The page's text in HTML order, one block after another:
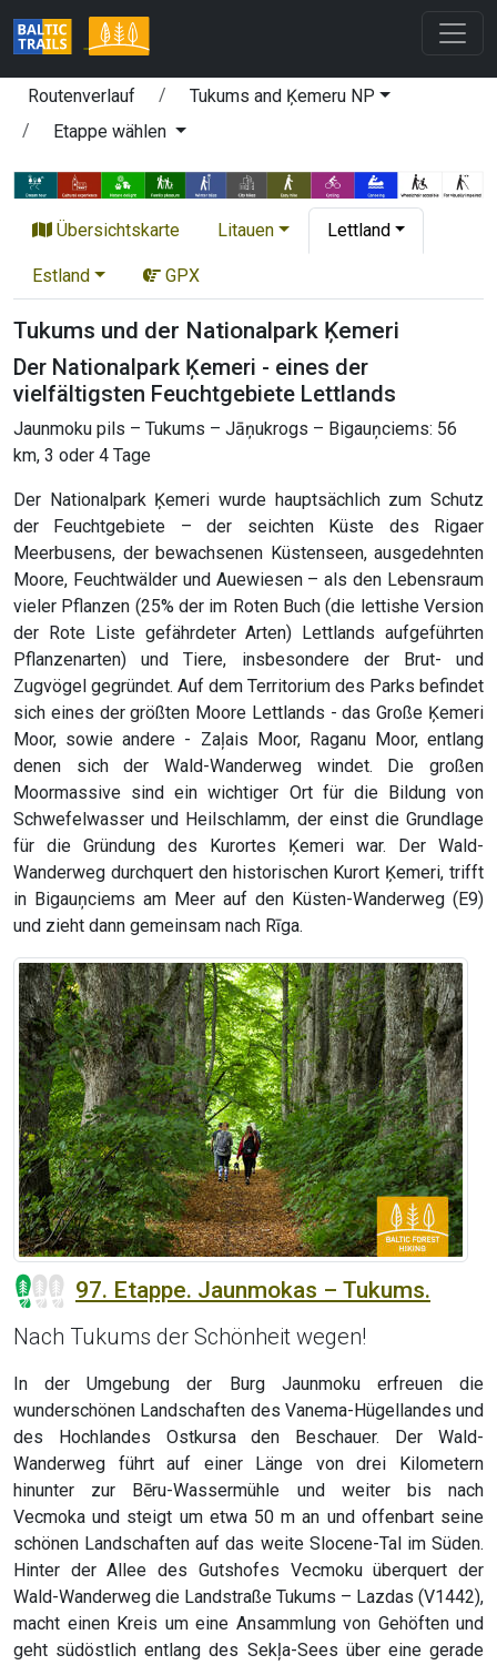
Routenverlauf
Tukums and Ķemeru NP
Etappe wählen
Übersichtskarte Litauen Lettland
Estland GPX
Tukums und der Nationalpark Ķemeri
Der Nationalpark Ķemeri - eines der
vielfältigsten Feuchtgebiete Lettlands
Jaunmoku pils – Tukums – Jāņukrogs – Bigauņciems: 56
km, 3 oder 4 Tage
Der Nationalpark Ķemeri wurde hauptsächlich zum Schutz
der Feuchtgebiete – der seichten Küste des Rigaer
Meerbusens, der bewachsenen Küstenseen, ausgedehnten
Moore, Feuchtwälder und Auewiesen – als den Lebensraum
vieler Pflanzen (25% der im Roten Buch (die lettishe Version
der Rote Liste gefährdeter Arten) Lettlands aufgeführten
Pflanzenarten) und Tiere, insbesondere der Brut- und
Zugvögel gegründet. Auf dem Territorium des Parks befindet
sich eines der größten Moore Lettlands - das Große Ķemeri
Moor, sowie andere - Zaļais Moor, Raganu Moor, entlang
denen sich der Wald-Wanderweg windet. Die großen
Moormassive sind ein wichtiger Ort für die Bildung von
Schwefelwasser und Heilschlamm, der einst die Grundlage
für die Gründung des Kurortes Ķemeri war. Der Wald-
Wanderweg durchquert den historischen Kurort Ķemeri, trifft
in Bigauņciems am Meer auf den Küsten-Wanderweg (E9)
und zieht dann gemeinsam nach Rīga.
97. Etappe. Jaunmokas – Tukums.
Nach Tukums der Schönheit wegen!
In der Umgebung der Burg Jaunmoku erfreuen die
wunderschönen Landschaften des Vanema-Hügellandes und
des Hochlandes Ostkursa den Beschauer. Der Wald-
Wanderweg führt auf einer Länge von drei Kilometern
hinunter zur Bēru-Wassermühle und weiter bis nach
Vecmoka und steigt um etwa 50 m an und offenbart seine
schönen Landschaften auf das weite Slocene-Tal im Süden.
Hinter der Allee des Gutshofes Vecmoku überquert der
Wald-Wanderweg die Landstraße Tukums – Lazdas (V1442),
macht einen Kreis um eine Ansammlung von Gehöften und
geht südöstlich entlang des Sekļa-Sees über eine gerade